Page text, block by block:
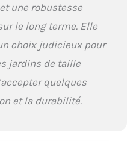
robuste avec plateau
coupe en
polypropylène,
solide et
poussé
une durabilité à
long terme.
une robustesse
le long terme. Elle
choix judicieux pour
jardins de taille
quelques
et la durabilité.